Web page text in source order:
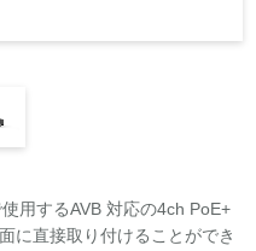
用するAVB 対応の4ch PoE+
に直接取り付けることができ